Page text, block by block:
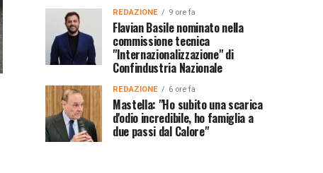
REDAZIONE 9 ore fa
Flavian Basile nominato nella
commissione tecnica
"Internazionalizzazione" di
Confindustria Nazionale
REDAZIONE 6 ore fa
Mastella: "Ho subito una scarica
d'odio incredibile, ho famiglia a
due passi dal Calore"